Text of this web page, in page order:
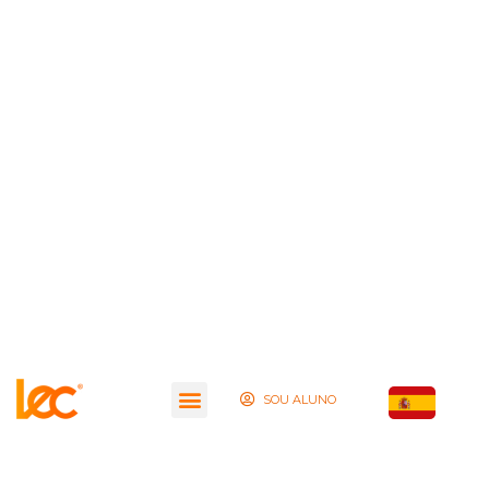
SOU ALUNO